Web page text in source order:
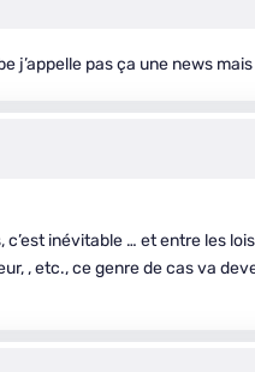
j’appelle pas ça une news
inévitable … et entre les
, etc., ce genre de cas va